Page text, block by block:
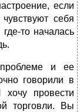
если
себя
то началась
и ее
говорили в
провести
торговли. Вы